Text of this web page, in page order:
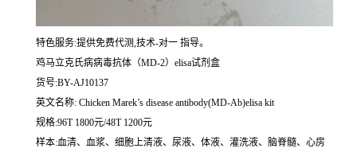
特色服务:提供免费代测,技术-对一 指导。
鸡马立克氏病病毒抗体（MD-2）elisa试剂盒
货号:BY-AJ10137
英文名称: Chicken Marek’s disease antibody(MD-Ab)elisa kit
规格:96T 1800元/48T 1200元
样本:血清、血浆、细胞上清液、尿液、体液、灌洗液、脑脊髓、心房